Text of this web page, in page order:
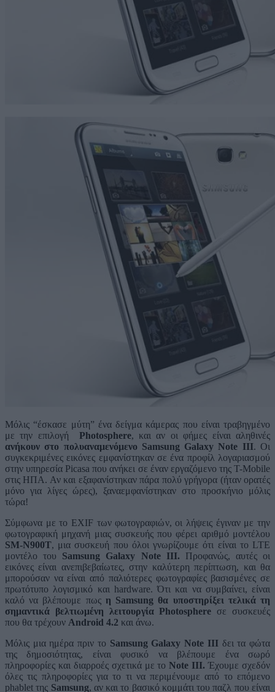
Μόλις “έσκασε μύτη” ένα δείγμα κάμερας που είναι τραβηγμένο
με την επιλογή Photosphere, και αν οι φήμες είναι αληθινές
ανήκουν στο πολυαναμενόμενο Samsung Galaxy Note III. Οι
συγκεκριμένες εικόνες εμφανίστηκαν σε ένα προφίλ λογαριασμού
στην υπηρεσία Picasa που ανήκει σε έναν εργαζόμενο της T-Mobile
στις ΗΠΑ. Αν και εξαφανίστηκαν πάρα πολύ γρήγορα (ήταν ορατές
μόνο για λίγες ώρες), ξαναεμφανίστηκαν στο προσκήνιο μόλις
τώρα!
Σύμφωνα με το EXIF των φωτογραφιών, οι λήψεις έγιναν με την
φωτογραφική μηχανή μιας συσκευής που φέρει αριθμό μοντέλου
SM-N900T, μια συσκευή που όλοι γνωρίζουμε ότι είναι το LTE
μοντέλο του Samsung Galaxy Note III. Προφανώς, αυτές οι
εικόνες είναι ανεπιβεβαίωτες, στην καλύτερη περίπτωση, και θα
μπορούσαν να είναι από παλιότερες φωτογραφίες βασισμένες σε
πρωτότυπο λογισμικό και hardware. Ότι και να συμβαίνει, είναι
καλό να βλέπουμε πως η Samsung θα υποστηρίξει τελικά τη
σημαντικά βελτιωμένη λειτουργία Photosphere σε συσκευές
που θα τρέχουν Android 4.2 και άνω.
Μόλις μια ημέρα πριν το Samsung Galaxy Note ΙΙΙδει τα φώτα
της δημοσιότητας, είναι φυσικό να βλέπουμε ένα σωρό
πληροφορίες και διαρροές σχετικά με τοNote III. Έχουμε σχεδόν
όλες τις πληροφορίες για το τι να περιμένουμε από το επόμενο
phablet της Samsung, αν και το βασικό κομμάτι του παζλ που είναι